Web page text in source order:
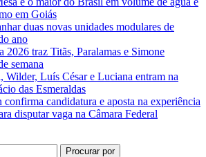
em Goiás
duas novas unidades modulares de
ano
2026 traz Titãs, Paralamas e Simone
semana
Wilder, Luís César e Luciana entram na
das Esmeraldas
confirma candidatura e aposta na experiência
disputar vaga na Câmara Federal
Procurar por